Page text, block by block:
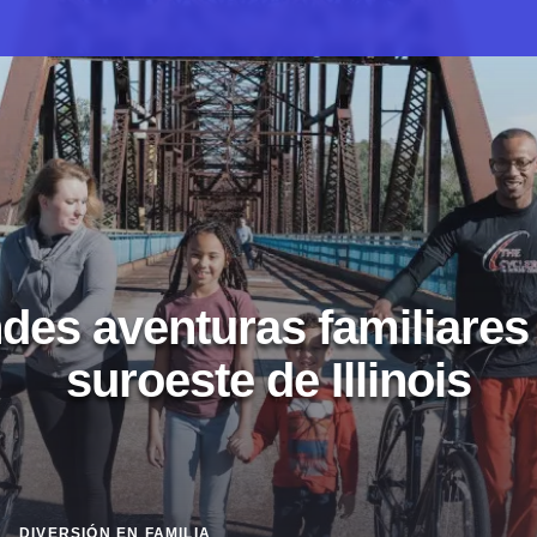
aventuras familiares
suroeste de Illinois
DIVERSIÓN EN FAMILIA